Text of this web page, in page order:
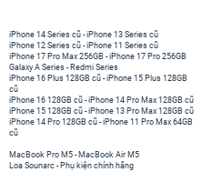
iPhone 14 Series cũ -iPhone 13 Series cũ
iPhone 12 Series cũ -iPhone 11 Series cũ
iPhone 17 Pro Max 256GB -iPhone 17 Pro 256GB
Galaxy A Series - Redmi Series
iPhone 16 Plus 128GB cũ -iPhone 15 Plus 128GB
cũ
iPhone 16 128GB cũ -iPhone 14 Pro Max 128GB cũ
iPhone 15 128GB cũ -iPhone 13 Pro Max 128GB cũ
iPhone 14 Pro 128GB cũ -iPhone 11 Pro Max 64GB
cũ
MacBook Pro M5 - MacBook Air M5
Loa Sounarc - Phụ kiện chính hãng